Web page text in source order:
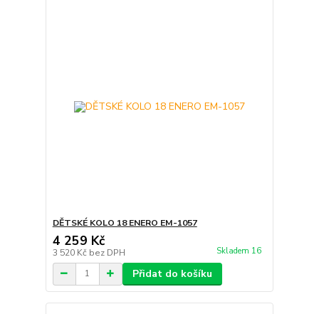
DĚTSKÉ KOLO 18 ENERO EM-1057
4 259 Kč
3 520 Kč bez DPH Skladem 16
Přidat do košíku